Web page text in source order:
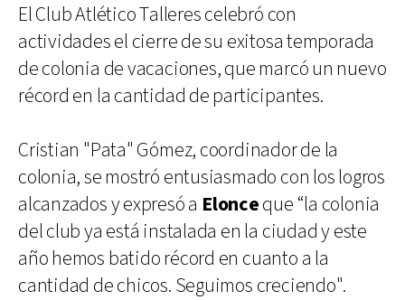
El Club Atlético Talleres celebró con
actividades el cierre de su exitosa temporada
de colonia de vacaciones, que marcó un nuevo
récord en la cantidad de participantes.
Cristian "Pata" Gómez, coordinador de la
colonia, se mostró entusiasmado con los logros
alcanzados y expresó a Elonceque “la colonia
del club ya está instalada en la ciudad y este
año hemos batido récord en cuanto a la
cantidad de chicos. Seguimos creciendo".